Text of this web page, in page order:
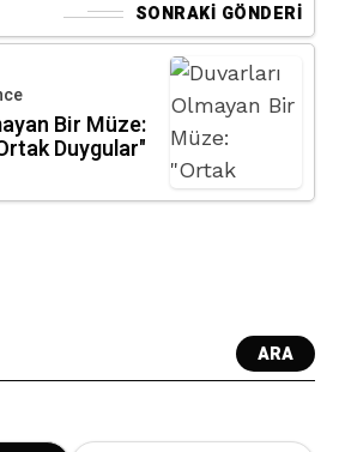
SONRAKI GÖNDERI
Bir Müze:
Duygular"
ARA